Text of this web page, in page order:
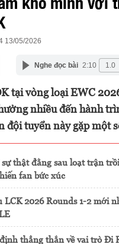
13/05/2026
Nghe đọc bài 2:10
tại vòng loại EWC
nhiều đến hành
đội tuyển này gặp một
thật đằng sau loạt trận
fan bức xúc
LCK 2026 Rounds 1-2 mới
thẳng thắn về vai trò Đi